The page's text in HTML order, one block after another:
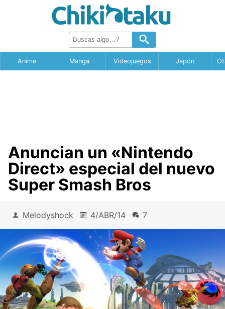
Anime Manga Videojuegos Japón
Anuncian un «Nintendo
Direct» especial del nuevo
Super Smash Bros
Melodyshock 4/ABR/14 7